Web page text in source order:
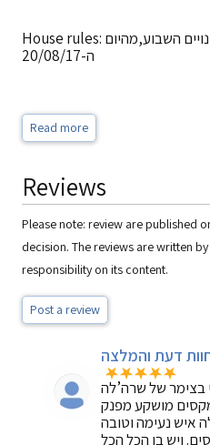
House rules: עקב ביטול צימרים פנויים השבוע,מהיום
ה-20/08/17
Read more
Reviews
Please note: review are published
decision. The reviews are written
responsibility on its content.
Post a review
דעת והמלצה
של שרה’לה
מושקע מפנק